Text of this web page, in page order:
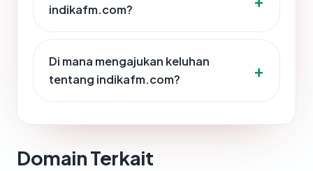
indikafm.com?
Di mana mengajukan keluhan
tentang indikafm.com?
Domain Terkait